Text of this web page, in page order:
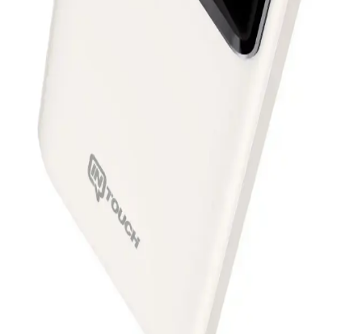
Kablosuz Powerbankler: Mobil Yaşamı
Kolaylaştıran Pratik ve Güvenilir Çözüm
Kablosuz powerbankler, hareket halindeyken cihazlarınızı kablo
kullanmadan şarj etmenizi sağlar. Güvenilir markalar ve farklı
kapasite seçenekleriyle pratik ve güvenli şarj imkanı sunar.
Woyax Powerbank 5000: Günlük Kullanım İçin
Pratik ve Güvenilir Taşınabilir Enerji Kaynağı
Woyax Powerbank 5000, 5000 mAh kapasitesiyle hafif ve
taşınabilir, çeşitli cihazlarla uyumlu, günlük kullanım ve seyahatler
için ideal, hızlı ve kolay şarj sağlayan pratik bir enerji çözümüdür.
Acl PW-99 ve Nautica P200 Powerbank
Karşılaştırması En İyi Seçenekleri İnceleme
İki popüler taşınabilir şarj cihazı olan Acl PW-99 ile Nautica P200'ü
detaylı karşılaştırıyoruz. Kapasiteleri, hız ve güvenlik özellikleriyle
hangi ürün ihtiyaçlarınızı daha iyi karşılar öğrenin.